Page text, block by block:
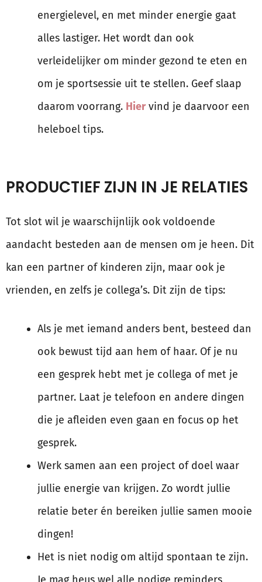
energielevel, en met minder energie gaat
alles lastiger. Het wordt dan ook
verleidelijker om minder gezond te eten en
om je sportsessie uit te stellen. Geef slaap
daarom voorrang. Hier vind je daarvoor een
heleboel tips.
PRODUCTIEF ZIJN IN JE RELATIES
Tot slot wil je waarschijnlijk ook voldoende
aandacht besteden aan de mensen om je heen. Dit
kan een partner of kinderen zijn, maar ook je
vrienden, en zelfs je collega’s. Dit zijn de tips:
Als je met iemand anders bent, besteed dan
ook bewust tijd aan hem of haar. Of je nu
een gesprek hebt met je collega of met je
partner. Laat je telefoon en andere dingen
die je afleiden even gaan en focus op het
gesprek.
Werk samen aan een project of doel waar
jullie energie van krijgen. Zo wordt jullie
relatie beter én bereiken jullie samen mooie
dingen!
Het is niet nodig om altijd spontaan te zijn.